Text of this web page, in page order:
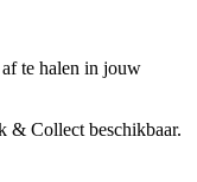
af te halen in jouw
& Collect beschikbaar.